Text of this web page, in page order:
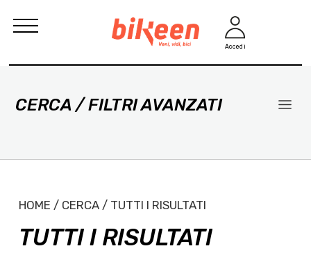
Accedi
CERCA / FILTRI AVANZATI
HOME / CERCA / TUTTI I RISULTATI
TUTTI I RISULTATI